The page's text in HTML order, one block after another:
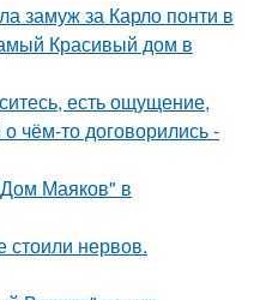
замуж за Карло понти в
Красивый дом в
есть ощущение,
чём-то договорились -
Маяков" в
стоили нервов.